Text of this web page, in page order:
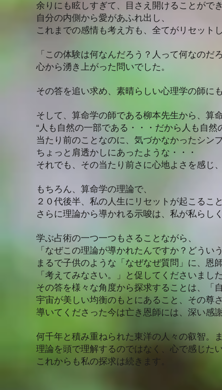
余りにも眩しすぎて、目さえ開けることがで
自分の内側から愛があふれ出し、
これまでの感情も考え方も、全てがリセット
「この体験は何なんだろう？人って何なのだ
心から湧き上がった問いでした。
その答を追い求め、素晴らしい心理学の師に
そして、算命学の師である柳本先生から、算
“人も自然の一部である・・・だから人も自然
当たり前のことなのに、気づかなかったシン
ちょっと肩透かしにあったような・・・
それでも、その当たり前さに心地よさを感じ
もちろん、算命学の理論で、
２０代後半、私の人生にリセットが起こるこ
さらに理論から導かれる示唆は、私が私らし
学ぶ占術の一つ一つもさることながら、
「なぜこの理論が導かれたんですか？どうい
まるで子供のような「なぜなぜ質問」に、恩
「考えてみなさい。」と促してくださいまし
その答を様々な角度から探求することは、「
宇宙が美しい均衡のもとにあること、その尊
導いてくださった今は亡き恩師には、深い感
何千年と積み重ねられた東洋の人々の叡智。
理論を頭で理解するのではなく、心で感じた
これからも私の探求は続きます。